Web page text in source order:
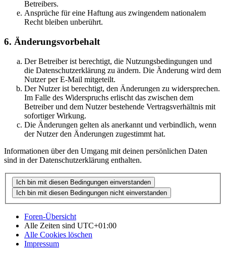
Betreibers.
Ansprüche für eine Haftung aus zwingendem nationalem
Recht bleiben unberührt.
6. Änderungsvorbehalt
Der Betreiber ist berechtigt, die Nutzungsbedingungen und
die Datenschutzerklärung zu ändern. Die Änderung wird dem
Nutzer per E-Mail mitgeteilt.
Der Nutzer ist berechtigt, den Änderungen zu widersprechen.
Im Falle des Widerspruchs erlischt das zwischen dem
Betreiber und dem Nutzer bestehende Vertragsverhältnis mit
sofortiger Wirkung.
Die Änderungen gelten als anerkannt und verbindlich, wenn
der Nutzer den Änderungen zugestimmt hat.
Informationen über den Umgang mit deinen persönlichen Daten
sind in der Datenschutzerklärung enthalten.
Foren-Übersicht
Alle Zeiten sind UTC+01:00
Alle Cookies löschen
Impressum